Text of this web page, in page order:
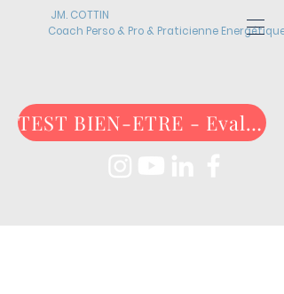
Coach Perso & Pro & Praticienne Energétique
JM. COTTIN
TEST BIEN-ETRE - Evaluez-vous maintenant !